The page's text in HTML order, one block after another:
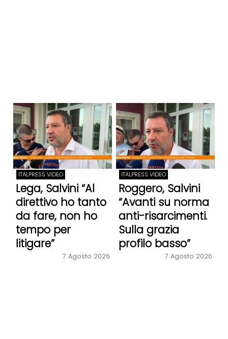
ITALPRESS VIDEO
Lega, Salvini “Al
direttivo ho tanto
da fare, non ho
tempo per
litigare”
7 Agosto 2026
ITALPRESS VIDEO
Roggero, Salvini
“Avanti su norma
anti-risarcimenti.
Sulla grazia
profilo basso”
7 Agosto 2026